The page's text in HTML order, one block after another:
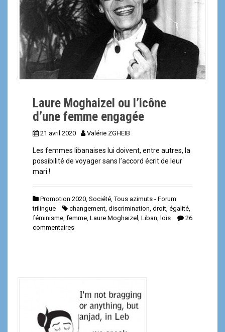
Laure Moghaizel ou l’icône
d’une femme engagée
21 avril 2020 Valérie ZGHEIB
Les femmes libanaises lui doivent, entre autres, la
possibilité de voyager sans l’accord écrit de leur
mari !
Promotion 2020, Société,Tous azimuts - Forum
trilingue
changement, discrimination, droit, égalité,
féminisme, femme, Laure Moghaizel , Liban, lois
26
commentaires